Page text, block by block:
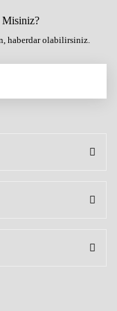
Misiniz?
haberdar olabilirsiniz.